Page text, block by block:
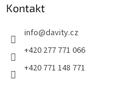
Kontakt
info@davity.cz
+420 277 771 066
+420 771 148 771